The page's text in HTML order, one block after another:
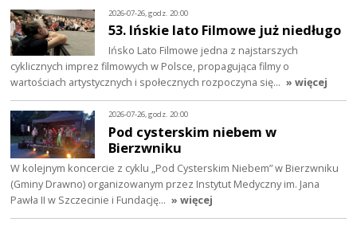
2026-07-26, godz. 20:00
53. Ińskie lato Filmowe już niedługo
Ińsko Lato Filmowe jedna z najstarszych
cyklicznych imprez filmowych w Polsce, propagująca filmy o
wartościach artystycznych i społecznych rozpoczyna się… » więcej
2026-07-26, godz. 20:00
Pod cysterskim niebem w
Bierzwniku
W kolejnym koncercie z cyklu „Pod Cysterskim Niebem” w Bierzwniku
(Gminy Drawno) organizowanym przez Instytut Medyczny im. Jana
Pawła II w Szczecinie i Fundację… » więcej